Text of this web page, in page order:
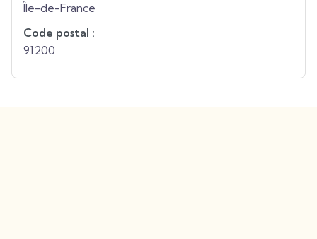
Île-de-France
Code postal :
91200